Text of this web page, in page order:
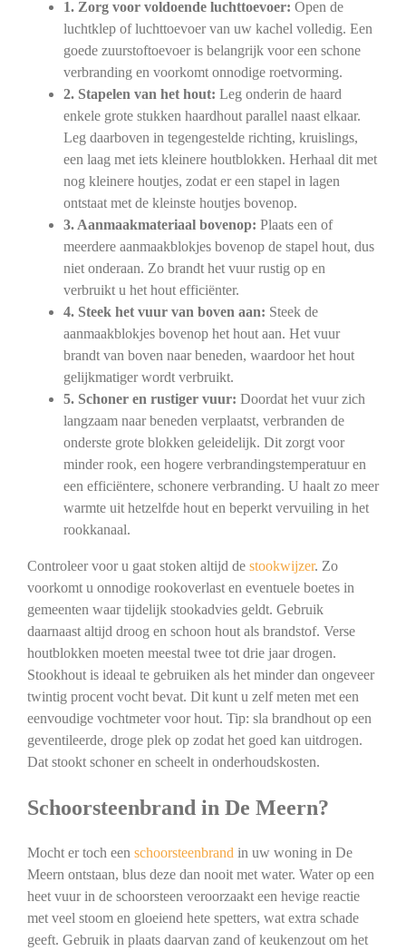
1. Zorg voor voldoende luchttoevoer: Open de
luchtklep of luchttoevoer van uw kachel volledig. Een
goede zuurstoftoevoer is belangrijk voor een schone
verbranding en voorkomt onnodige roetvorming.
2. Stapelen van het hout: Leg onderin de haard
enkele grote stukken haardhout parallel naast elkaar.
Leg daarboven in tegengestelde richting, kruislings,
een laag met iets kleinere houtblokken. Herhaal dit met
nog kleinere houtjes, zodat er een stapel in lagen
ontstaat met de kleinste houtjes bovenop.
3. Aanmaakmateriaal bovenop: Plaats een of
meerdere aanmaakblokjes bovenop de stapel hout, dus
niet onderaan. Zo brandt het vuur rustig op en
verbruikt u het hout efficiënter.
4. Steek het vuur van boven aan: Steek de
aanmaakblokjes bovenop het hout aan. Het vuur
brandt van boven naar beneden, waardoor het hout
gelijkmatiger wordt verbruikt.
5. Schoner en rustiger vuur: Doordat het vuur zich
langzaam naar beneden verplaatst, verbranden de
onderste grote blokken geleidelijk. Dit zorgt voor
minder rook, een hogere verbrandingstemperatuur en
een efficiëntere, schonere verbranding. U haalt zo meer
warmte uit hetzelfde hout en beperkt vervuiling in het
rookkanaal.
Controleer voor u gaat stoken altijd de stookwijzer. Zo
voorkomt u onnodige rookoverlast en eventuele boetes in
gemeenten waar tijdelijk stookadvies geldt. Gebruik
daarnaast altijd droog en schoon hout als brandstof. Verse
houtblokken moeten meestal twee tot drie jaar drogen.
Stookhout is ideaal te gebruiken als het minder dan ongeveer
twintig procent vocht bevat. Dit kunt u zelf meten met een
eenvoudige vochtmeter voor hout. Tip: sla brandhout op een
geventileerde, droge plek op zodat het goed kan uitdrogen.
Dat stookt schoner en scheelt in onderhoudskosten.
Schoorsteenbrand in De Meern?
Mocht er toch een schoorsteenbrand in uw woning in De
Meern ontstaan, blus deze dan nooit met water. Water op een
heet vuur in de schoorsteen veroorzaakt een hevige reactie
met veel stoom en gloeiend hete spetters, wat extra schade
geeft. Gebruik in plaats daarvan zand of keukenzout om het